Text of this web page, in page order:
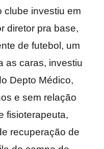
clube investiu em
diretor pra base,
de futebol, um
as caras, investiu
Depto Médico,
e sem relação
fisioterapeuta,
recuperação de